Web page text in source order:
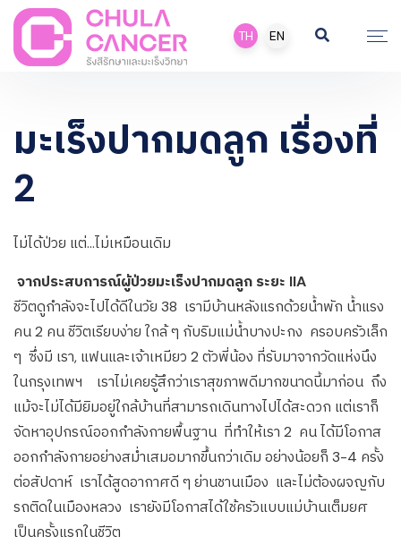
TH EN
มะเร็งปากมดลูก เรื่องที่
2
ไม่ได้ป่วย แต่…ไม่เหมือนเดิม
จากประสบการณ์ผู้ป่วยมะเร็งปากมดลูก ระยะ IIA
ชีวิตดูกำลังจะไปได้ดีในวัย 38 เรามีบ้านหลังแรกด้วยน้ำพัก น้ำแรง
คน 2 คน ชีวิตเรียบง่าย ใกล้ ๆ กับริมแม่น้ำบางปะกง ครอบครัวเล็ก
ๆ ซึ่งมี เรา, แฟนและเจ้าเหมียว 2 ตัวพี่น้อง ที่รับมาจากวัดแห่งนึง
ในกรุงเทพฯ เราไม่เคยรู้สึกว่าเราสุขภาพดีมากขนาดนี้มาก่อน ถึง
แม้จะไม่ได้มียิมอยู่ใกล้บ้านที่สามารถเดินทางไปได้สะดวก แต่เราก็
จัดหาอุปกรณ์ออกกำลังกายพื้นฐาน ที่ทำให้เรา 2 คน ได้มีโอกาส
ออกกำลังกายอย่างสม่ำเสมอมากขึ้นกว่าเดิม อย่างน้อยก็ 3-4 ครั้ง
ต่อสัปดาห์ เราได้สูดอากาศดี ๆ ย่านชานเมือง และไม่ต้องผจญกับ
รถติดในเมืองหลวง เรายังมีโอกาสได้ใช้ครัวแบบแม่บ้านเต็มยศ
เป็นครั้งแรกในชีวิต